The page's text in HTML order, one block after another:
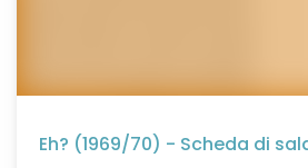
Eh? (1969/70) - Scheda di